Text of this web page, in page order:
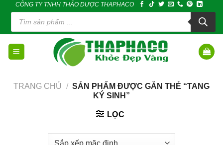
content
CÔNG TY TNHH THẢO DƯỢC THAPHACO
Tìm
kiếm
phẩm
TRANG CHỦ / SẢN PHẨM ĐƯỢC GẮN THẺ “TANG
KÝ SINH”
LỌC